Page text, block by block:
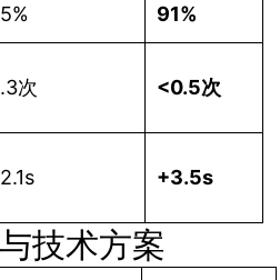
91%
次 <0.5次
+3.5s
技术方案